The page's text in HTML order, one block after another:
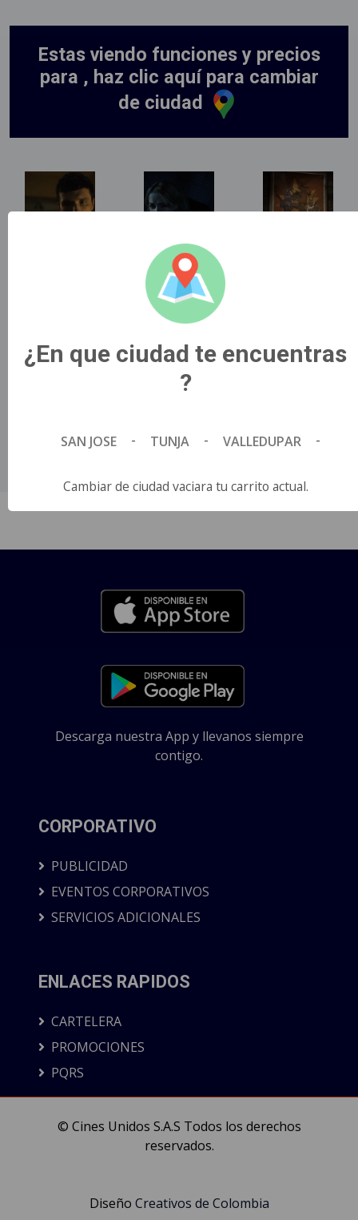
Título Original
FIVE NIGHTS AT FREDDY’S 2.
Emma Tammi.
Estas viendo funciones y precios
para , haz clic aquí para cambiar
de ciudad
Descarga nuestra App y llevanos siempre
contigo.
CORPORATIVO
PUBLICIDAD
EVENTOS CORPORATIVOS
SERVICIOS ADICIONALES
ENLACES RAPIDOS
CARTELERA
PROMOCIONES
PQRS
© Cines Unidos S.A.S Todos los derechos
reservados.
Diseño Creativos de Colombia
¿En que ciudad te encuentras
?
SAN JOSE - TUNJA - VALLEDUPAR -
Cambiar de ciudad vaciara tu carrito actual.